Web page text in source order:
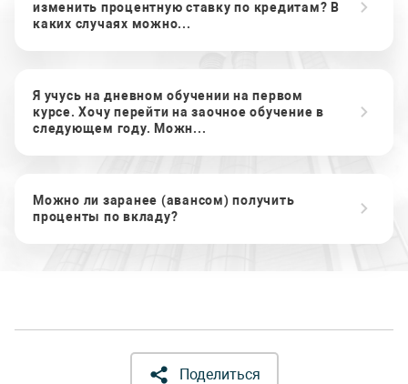
изменить процентную ставку по кредитам? В
каких случаях можно...
Я учусь на дневном обучении на первом
курсе. Хочу перейти на заочное обучение в
следующем году. Можн...
Можно ли заранее (авансом) получить
проценты по вкладу?
Поделиться